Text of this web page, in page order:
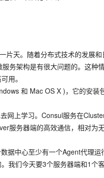
天。随着分布式技术的发展
务架构是有很大问题的。这种
用。
和 Mac OS X )，它的安装
学习。Consul服务在
服务器端的高效通信，相对为
心至少有一个Agent代理运
们今天要3个服务器端和1个